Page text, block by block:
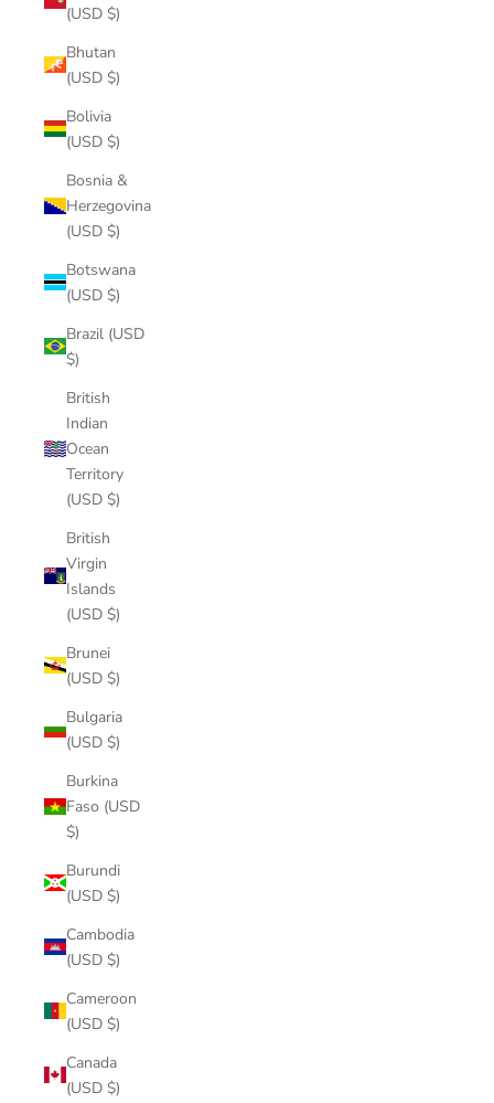
(USD $)
Bhutan
(USD $)
Bolivia
(USD $)
Bosnia &
Herzegovina
(USD $)
Botswana
(USD $)
Brazil (USD
$)
British
Indian
Ocean
Territory
(USD $)
British
Virgin
Islands
(USD $)
Brunei
(USD $)
Bulgaria
(USD $)
Burkina
Faso (USD
$)
Burundi
(USD $)
Cambodia
(USD $)
Cameroon
(USD $)
Canada
(USD $)